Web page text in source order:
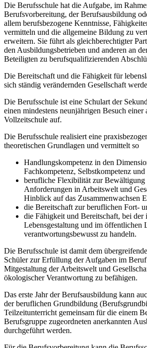
Die Berufsschule hat die Aufgabe, im
Berufsvorbereitung, der Berufsausbildung
allem berufsbezogene Kenntnisse,
vermitteln und die allgemeine Bildung zu
erweitern. Sie führt als gleichberechtigter
den Ausbildungsbetrieben und anderen an
Beteiligten zu berufsqualifizierenden
Die Bereitschaft und die Fähigkeit für
sich ständig verändernden Gesellschaft
Die Berufsschule ist eine Schulart der
einen mindestens neunjährigen Besuch einer
Vollzeitschule auf.
Die Berufsschule realisiert eine
theoretischen Grundlagen und vermittelt so
Handlungskompetenz in den
Fachkompetenz, Selbstkompetenz
berufliche Flexibilität zur Bewältigung
Anforderungen in Arbeitswelt und
Hinblick auf das Zusammenwachsen
die Bereitschaft zur beruflichen Fort-
die Fähigkeit und Bereitschaft, bei der
Lebensgestaltung und im öffentlichen
verantwortungsbewusst zu handeln.
Die Berufsschule ist damit dem
Schüler zur Erfüllung der Aufgaben im
Mitgestaltung der Arbeitswelt und
ökologischer Verantwortung zu befähigen.
Das erste Jahr der Berufsausbildung kann
der beruflichen Grundbildung
Teilzeitunterricht gemeinsam für die einem
Berufsgruppe zugeordneten anerkannten
durchgeführt werden.